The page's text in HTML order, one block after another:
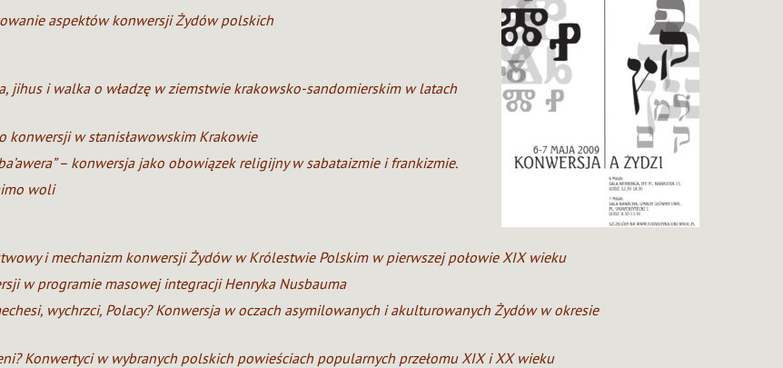
aspektów konwersji Żydów polskich
jihus i walka o władzę w ziemstwie krakowsko-sandomierskim w latach
konwersji w stanisławowskim Krakowie
– konwersja jako obowiązek religijny w sabataizmie i frankizmie.
woli
i mechanizm konwersji Żydów w Królestwie Polskim w pierwszej połowie XIX wieku
w programie masowej integracji Henryka Nusbauma
wychrzci, Polacy? Konwersja w oczach asymilowanych i akulturowanych Żydów w okresie
Konwertyci w wybranych polskich powieściach popularnych przełomu XIX i XX wieku